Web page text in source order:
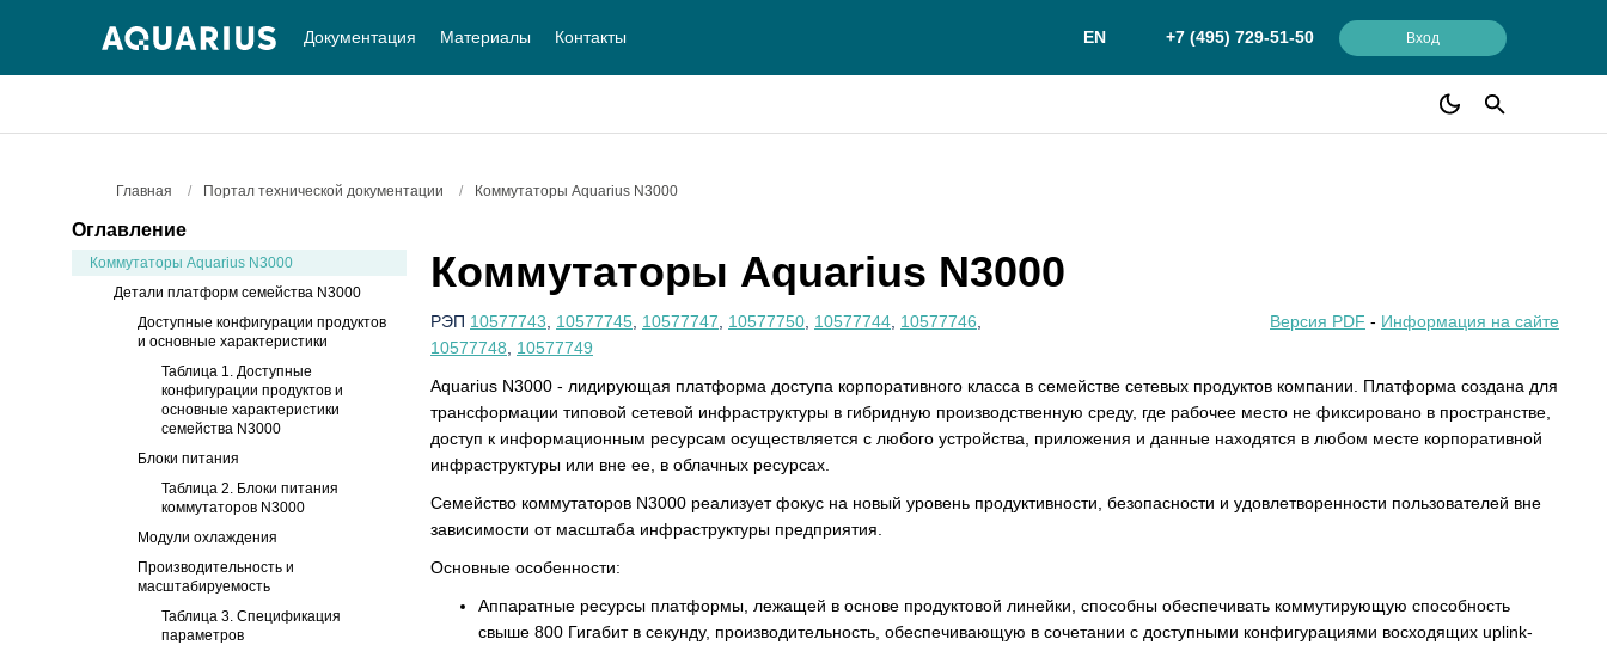
Документация Материалы Контакты EN +7 (495) 729-51-50 Вход
Главная / Портал технической документации / Коммутаторы Aquarius N3000
Оглавление
Коммутаторы Aquarius N3000
Детали платформ семейства N3000
Доступные конфигурации продуктов
и основные характеристики
Таблица 1. Доступные
конфигурации продуктов и
основные характеристики
семейства N3000
Блоки питания
Таблица 2. Блоки питания
коммутаторов N3000
Модули охлаждения
Производительность и
масштабируемость
Таблица 3. Спецификация
параметров
Коммутаторы Aquarius N3000
РЭП 10577743 10577745 10577747 10577750 10577744 10577746
10577748
10577749
Версия PDF - Информация на сайте
Aquarius N3000 - лидирующая платформа доступа корпоративного класса в семействе сетевых продуктов компании. Платформа создана для
трансформации типовой сетевой инфраструктуры в гибридную производственную среду, где рабочее место не фиксировано в пространстве,
доступ к информационным ресурсам осуществляется с любого устройства, приложения и данные находятся в любом месте корпоративной
инфраструктуры или вне ее, в облачных ресурсах.
Семейство коммутаторов N3000 реализует фокус на новый уровень продуктивности, безопасности и удовлетворенности пользователей вне
зависимости от масштаба инфраструктуры предприятия.
Основные особенности:
Аппаратные ресурсы платформы, лежащей в основе продуктовой линейки, способны обеспечивать коммутирующую способность
свыше 800 Гигабит в секунду, производительность, обеспечивающую в сочетании с доступными конфигурациями восходящих uplink-